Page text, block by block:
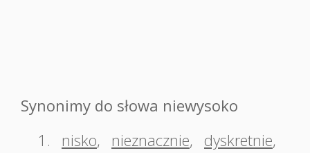
Synonimy do słowa niewysoko
1.
nisko, nieznacznie, dyskretnie,